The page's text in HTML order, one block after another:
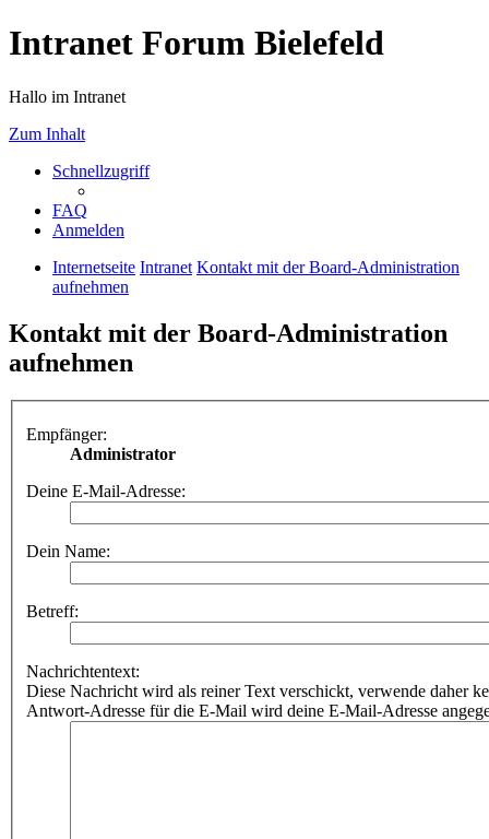
Intranet Forum Bielefeld
Hallo im Intranet
Zum Inhalt
Schnellzugriff
FAQ
Anmelden
Internetseite Intranet Kontakt mit der Board-Administration
aufnehmen
Kontakt mit der Board-Administration
aufnehmen
Empfänger:
Administrator
Deine E-Mail-Adresse:
Dein Name:
Betreff:
Nachrichtentext:
Diese Nachricht wird als reiner Text verschickt, verwende daher
Antwort-Adresse für die E-Mail wird deine E-Mail-Adresse